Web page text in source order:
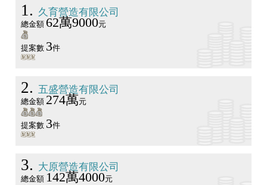
1 久育營造有限公司
總金額 62萬9000元
提案數 3件
2 五盛營造有限公司
總金額 274萬元
提案數 3件
3 大原營造有限公司
總金額 142萬4000元